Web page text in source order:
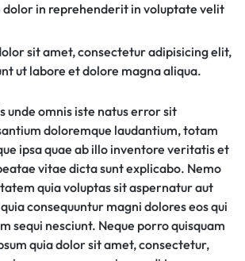
dolor in reprehenderit in voluptate velit
sit amet, consectetur adipisicing elit,
ut labore et dolore magna aliqua.
unde omnis iste natus error sit
doloremque laudantium, totam
ipsa quae ab illo inventore veritatis et
vitae dicta sunt explicabo. Nemo
quia voluptas sit aspernatur aut
consequuntur magni dolores eos qui
sequi nesciunt. Neque porro quisquam
quia dolor sit amet, consectetur,